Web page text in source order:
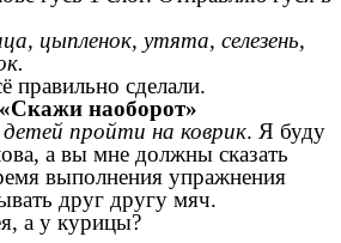
цыпленок, утята, селезень,
сделали.
наоборот»
пройти на коврик. Я буду
а вы мне должны сказать
выполнения упражнения
друг другу мяч.
а у курицы?